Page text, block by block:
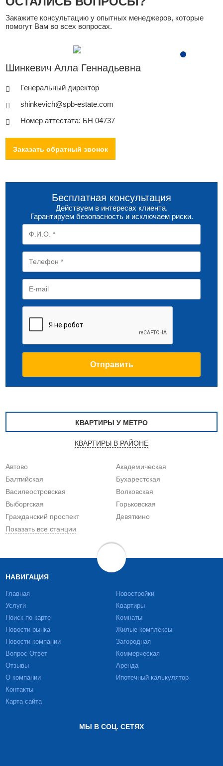
Закажите консультацию у опытных менеджеров, которые
помогут Вам во всех вопросах.
Шинкевич Алла Геннадьевна
Генеральный директор
shinkevich@spb-estate.com
Номер аттестата: БН 04737
Заказать обратный звонок
Бесплатная консультация
Действуем в интересах клиента.
Гарантируем безопасность и исключаем риски.
КВАРТИРЫ У МЕТРО
КВАРТИРЫ В РАЙОНЕ
Автово
Академическая
Балтийская
Бухарестская
Василеостровская
Волковская
Выборгская
Горьковская
Гражданский проспект
Девяткино
Показать все станции
НАВИГАЦИЯ
Главная
Услуги
Поиск по карте
Новости рынка
Новости компании
Вопрос-Ответ
Отзывы
О компании
Контакты
Карта сайта
Новостройки
Квартиры
Комнаты
Жилые комплексы
Загородная
Коммерческая
Аренда
Ипотечный калькулятор
МЫ В СОЦ. СЕТЯХ